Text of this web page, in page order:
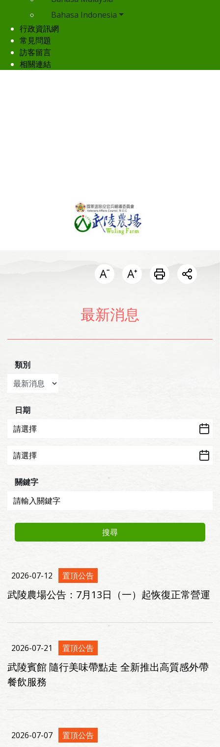
Bahasa Indonesia
行政資訊網
常見問題
訪客留言
相關連結
開啟
最新消息
類別
日期
關鍵字
搜尋
2026-07-12 置頂公告
武陵農場公告：7月13日（一）起恢復正常營運
2026-07-21 置頂公告
武陵賓館 隨行美味帶點走 全新推出高質感外帶
餐飲服務
2026-07-07 置頂公告